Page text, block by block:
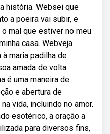
história. Websei que
a poeira vai subir, e
mal que estiver no meu
casa. Webveja
maria padilha de
amada de volta.
é uma maneira de
e abertura de
vida, incluindo no amor.
esotérico, a oração a
para diversos fins,